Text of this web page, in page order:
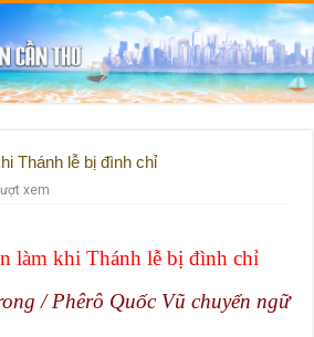
Thánh lễ bị đình chỉ
xem
làm khi Thánh lễ bị đình chỉ
/ Phêrô Quốc Vũ chuyển ngữ